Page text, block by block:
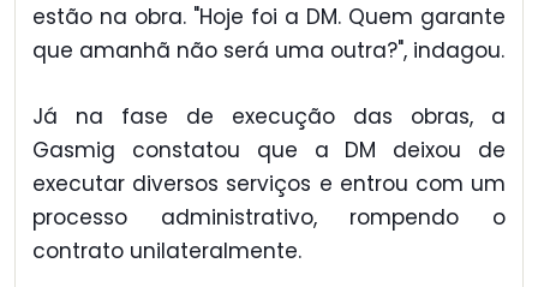
estão na obra. "Hoje foi a DM. Quem garante
que amanhã não será uma outra?", indagou.
Já na fase de execução das obras, a
Gasmig constatou que a DM deixou de
executar diversos serviços e entrou com um
processo administrativo, rompendo o
contrato unilateralmente.